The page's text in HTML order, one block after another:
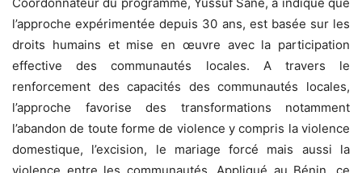
l’approche expérimentée depuis 30 ans, est basée sur les
droits humains et mise en œuvre avec la participation
effective des communautés locales. A travers le
renforcement des capacités des communautés locales,
l’approche favorise des transformations notamment
l’abandon de toute forme de violence y compris la violence
domestique, l’excision, le mariage forcé mais aussi la